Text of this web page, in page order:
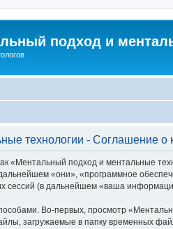
подход и
технологии - Соглашение о
«Ментальный подход и ментальные
«они», «программное
сессий (в дальнейшем «ваша
Во-первых, просмотр
загружаемые в папку временных